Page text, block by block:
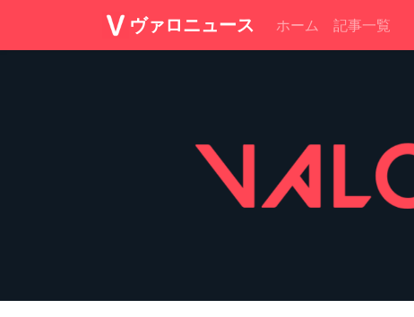
ヴァロニュース ホーム 記事一覧